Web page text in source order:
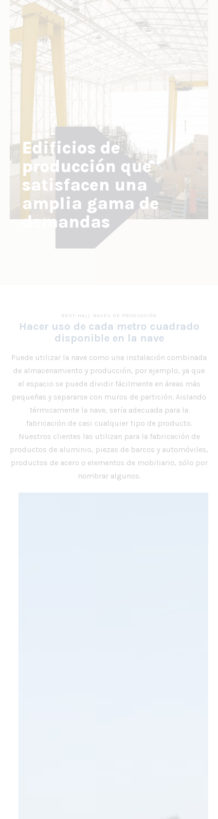
Edificios de
producción que
satisfacen una
amplia gama de
demandas
BEST-HALL NAVES DE PRODUCCIÓN
Hacer uso de cada metro cuadrado
disponible en la nave
Puede utilizar la nave como una instalación combinada
de almacenamiento y producción, por ejemplo, ya que
el espacio se puede dividir fácilmente en áreas más
pequeñas y separarse con muros de partición. Aislando
térmicamente la nave, sería adecuada para la
fabricación de casi cualquier tipo de producto.
Nuestros clientes las utilizan para la fabricación de
productos de aluminio, piezas de barcos y automóviles,
productos de acero o elementos de mobiliario, sólo por
nombrar algunos.